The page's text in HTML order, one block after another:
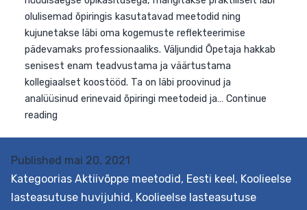
Eesmärk Lasteaiaõpetajatele, abiõpetajatele,
assistentidele ja juhtkonna liikmetele õpetatakse
vajalikke pädevusi õpiringi juhtimiseks koolieelses
lasteasutuses, sh õpetatakse seostama õpiringi
nüüdisaegse õpikäsitusega, mängitakse praktiliselt läbi
olulisemad õpiringis kasutatavad meetodid ning
kujunetakse läbi oma kogemuste reflekteerimise
pädevamaks professionaaliks. Väljundid Õpetaja hakkab
senisest enam teadvustama ja väärtustama
Published mai 20, 2021
Kategoorias Aktiivõppe meetodid, Eesti keel, Koolieelse
lasteasutuse huvijuhid, Koolieelse lasteasutuse